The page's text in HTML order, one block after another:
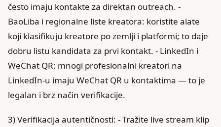
često imaju kontakte za direktan outreach. -
BaoLiba i regionalne liste kreatora: koristite alate
koji klasifikuju kreatore po zemlji i platformi; to daje
dobru listu kandidata za prvi kontakt. - LinkedIn i
WeChat QR: mnogi profesionalni kreatori na
LinkedIn-u imaju WeChat QR u kontaktima — to je
legalan i brz način verifikacije.
3) Verifikacija autentičnosti: - Tražite live stream klip